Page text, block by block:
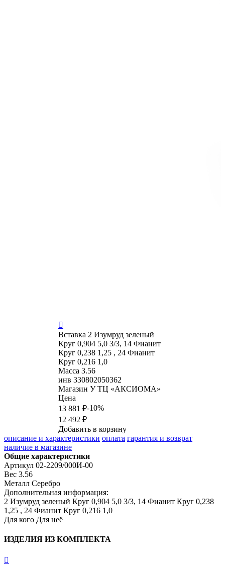

Вставка 2 Изумруд зеленый
Круг 0,904 5,0 3/3, 14 Фианит
Круг 0,238 1,25 , 24 Фианит
Круг 0,216 1,0
Масса 3.56
инв 330802050362
Магазин У ТЦ «АКСИОМА»
Цена
13 881 ₽-10%
12 492 ₽
Добавить в корзину
описание и характеристики оплата гарантия и возврат
наличие в магазине
Общие характеристики
Артикул 02-2209/000И-00
Вес 3.56
Металл Серебро
Дополнительная информация:
2 Изумруд зеленый Круг 0,904 5,0 3/3, 14 Фианит Круг 0,238
1,25 , 24 Фианит Круг 0,216 1,0
Для кого Для неё
ИЗДЕЛИЯ ИЗ КОМПЛЕКТА
